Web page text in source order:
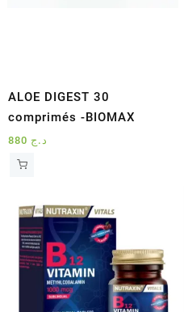
ALOE DIGEST 30
comprimés -BIOMAX
د.ج